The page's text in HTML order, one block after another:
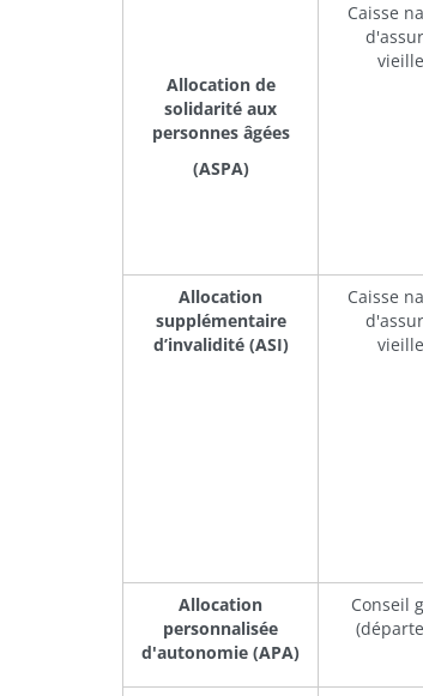
Allocation de
solidarité aux
personnes âgées
(ASPA)
Caisse
Allocation
supplémentaire
d’invalidité (ASI)
Caisse
Allocation
personnalisée
d'autonomie (APA)
Conseil